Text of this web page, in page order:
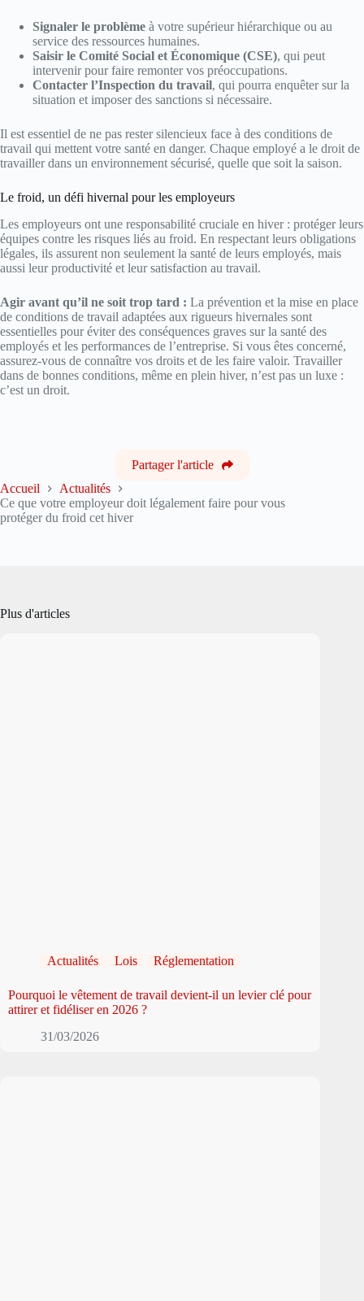
Signaler le problème à votre supérieur hiérarchique ou au
service des ressources humaines.
Saisir le Comité Social et Économique (CSE), qui peut
intervenir pour faire remonter vos préoccupations.
Contacter l’Inspection du travail, qui pourra enquêter sur la
situation et imposer des sanctions si nécessaire.
Il est essentiel de ne pas rester silencieux face à des conditions de
travail qui mettent votre santé en danger. Chaque employé a le droit de
travailler dans un environnement sécurisé, quelle que soit la saison.
Le froid, un défi hivernal pour les employeurs
Les employeurs ont une responsabilité cruciale en hiver : protéger leurs
équipes contre les risques liés au froid. En respectant leurs obligations
légales, ils assurent non seulement la santé de leurs employés, mais
aussi leur productivité et leur satisfaction au travail.
Agir avant qu’il ne soit trop tard : La prévention et la mise en place
de conditions de travail adaptées aux rigueurs hivernales sont
essentielles pour éviter des conséquences graves sur la santé des
employés et les performances de l’entreprise. Si vous êtes concerné,
assurez-vous de connaître vos droits et de les faire valoir. Travailler
dans de bonnes conditions, même en plein hiver, n’est pas un luxe :
c’est un droit.
Partager l'article
Accueil
Actualités
Ce que votre employeur doit légalement faire pour vous
protéger du froid cet hiver
Plus d'articles
Actualités Lois Réglementation
Pourquoi le vêtement de travail devient-il un levier clé pour
attirer et fidéliser en 2026 ?
31/03/2026